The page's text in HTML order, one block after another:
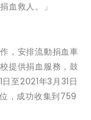
血救人。」
，安排流動捐血車
提供捐血服務，鼓
至2021年3月31日
，成功收集到759